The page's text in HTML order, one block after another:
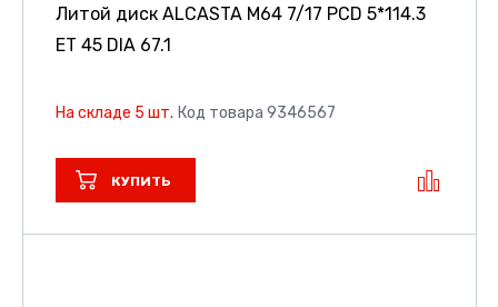
Литой диск ALCASTA M64 7/17 PCD 5*114.3
ET 45 DIA 67.1
На складе 5 шт. Код товара 9346567
КУПИТЬ